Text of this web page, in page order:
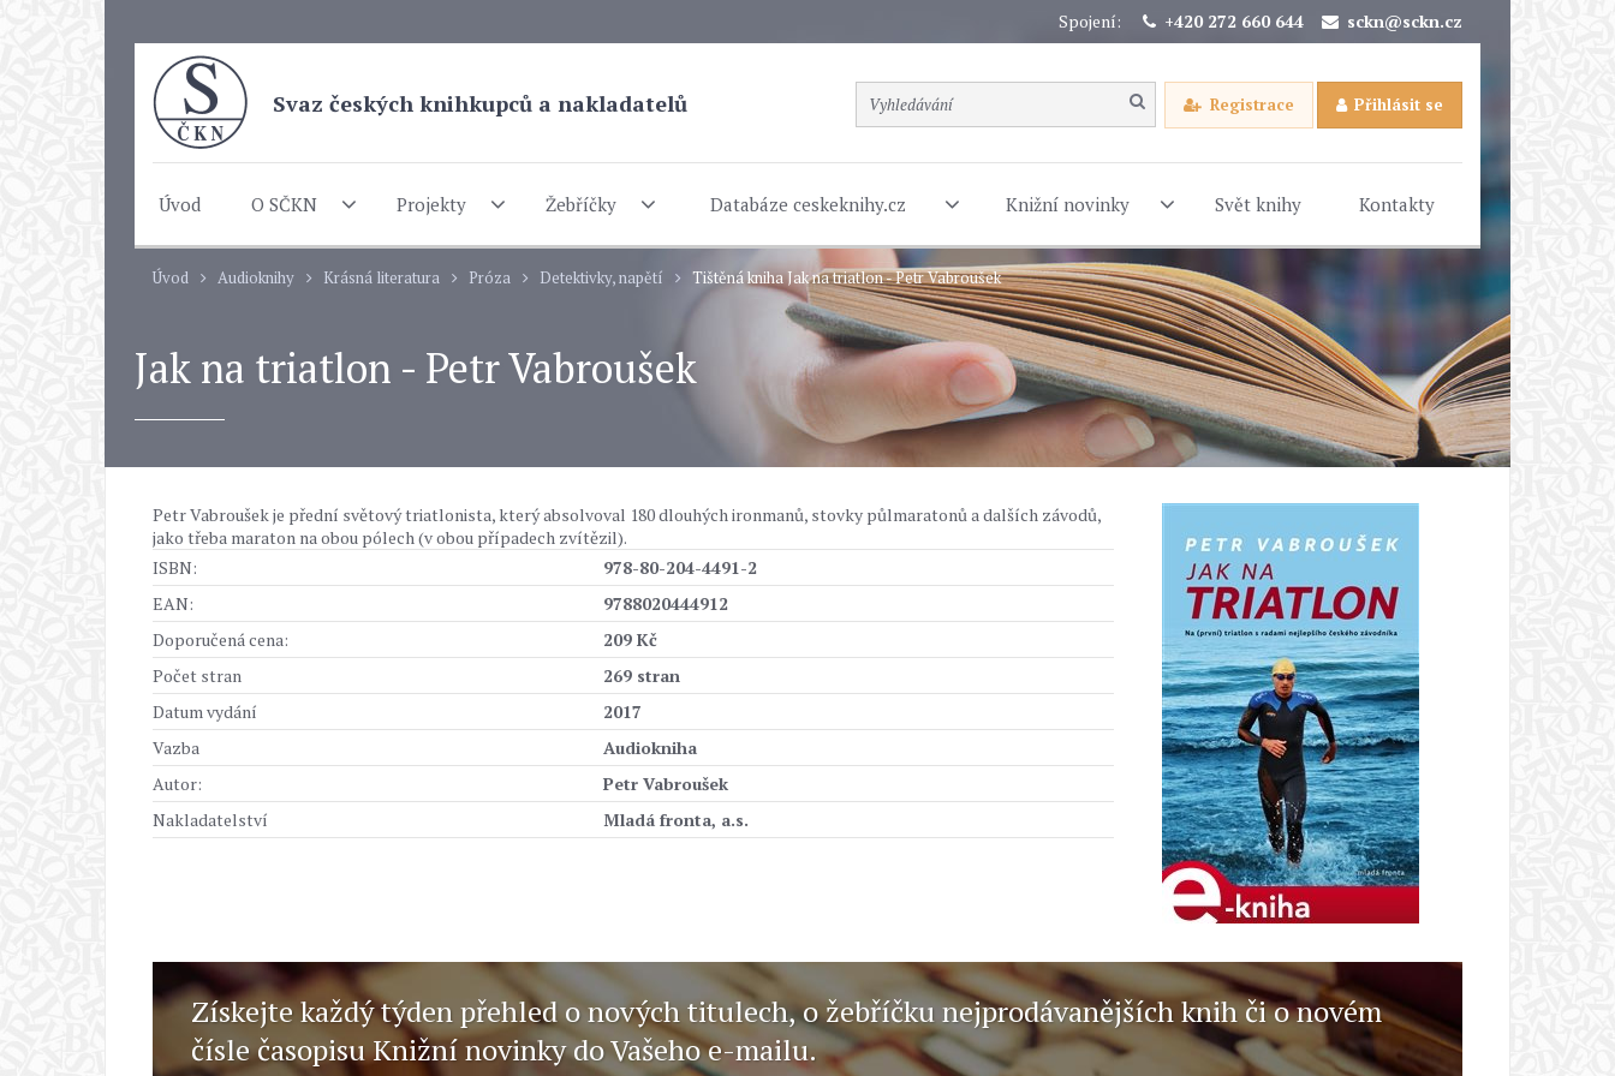
Spojení: +420 272 660 644 sckn@sckn.cz
Svaz českých knihkupců a nakladatelů Registrace Přihlásit se
Úvod O SČKN Projekty Žebříčky Databáze ceskeknihy.cz Knižní novinky Svět knihy Kontakty
Úvod Audioknihy Krásná literatura Próza Detektivky, napětí Tištěná kniha Jak na triatlon - Petr Vabroušek
Jak na triatlon - Petr Vabroušek
Petr Vabroušek je přední světový triatlonista, který absolvoval 180 dlouhých ironmanů, stovky půlmaratonů a dalších závodů,
jako třeba maraton na obou pólech (v obou případech zvítězil).
ISBN:
978-80-204-4491-2
EAN:
9788020444912
Doporučená cena:
209 Kč
Počet stran
269 stran
Datum vydání
2017
Vazba
Audiokniha
Autor:
Petr Vabroušek
Nakladatelství
Mladá fronta, a.s.
Získejte každý týden přehled o nových titulech, o žebříčku nejprodávanějších knih či o novém
čísle časopisu Knižní novinky do Vašeho e-mailu.